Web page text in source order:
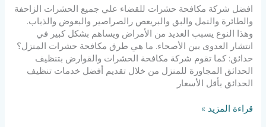
افضل شركة مكافحة حشرات للقضاء علي جميع الحشرات الزاحفة
والطائرة والنمل والبق والبريعص رالصراصير والبعوض والذباب.
وهذا النوع يسبب العديد من الأمراض ويساهم بشكل كبير في
انتشار العدوى بين الأصحاء. ما هي طرق مكافحة حشرات المنزل؟
حدائق: كما تقوم شركة مكافحة الحشرات والقوارض بتنظيف
الحدائق المجاورة للمنزل من خلال تقديم أفضل خدمات تنظيف
الحدائق بأقل الأسعار
افضل
قراءة المزيد »